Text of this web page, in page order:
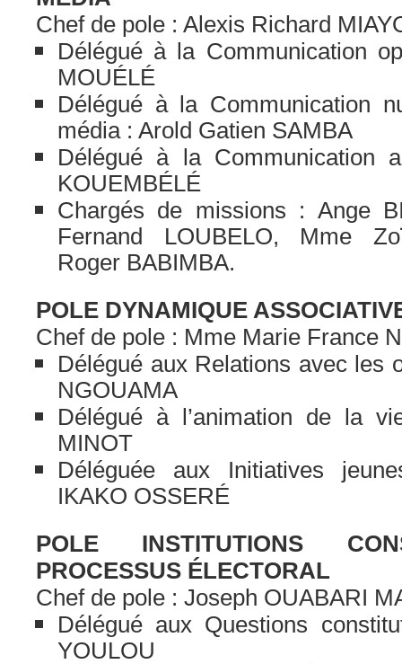
Chef de pole : Alexis Richard
Délégué à la Communication
MOUÉLÉ
Délégué à la Communication
média : Arold Gatien SAMBA
Délégué à la Communication
KOUEMBÉLÉ
Chargés de missions : Ange
Fernand LOUBELO, Mme
Roger BABIMBA.
POLE DYNAMIQUE
Chef de pole : Mme Marie France
Délégué aux Relations avec les
NGOUAMA
Délégué à l’animation de la
MINOT
Déléguée aux Initiatives
IKAKO OSSERÉ
POLE INSTITUTIONS
PROCESSUS ÉLECTORAL
Chef de pole : Joseph OUABARI
Délégué aux Questions
YOULOU